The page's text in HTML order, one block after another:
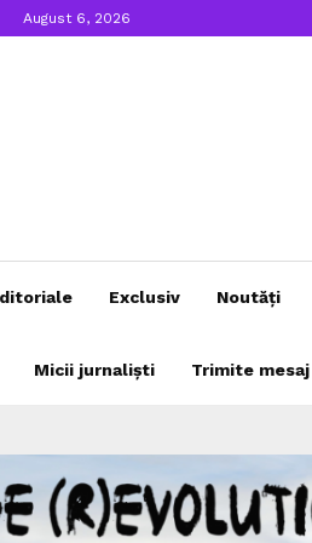
August 6, 2026
Exclusiv Noutăți
Micii jurnaliști Trimite mesaj